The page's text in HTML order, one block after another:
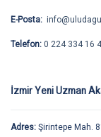
E-Posta:
Telefon: 0 224 334 16
İzmir Yeni Uzman
Adres: Şirintepe Mah.